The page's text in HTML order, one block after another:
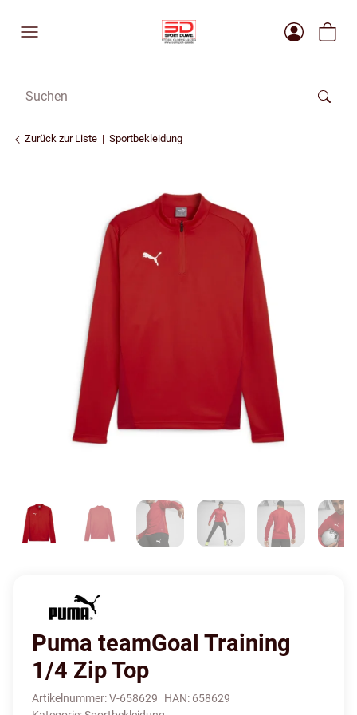
Zurück zur Liste Sportbekleidung
Puma teamGoal Training
1/4 Zip Top
Artikelnummer:V-658629 HAN: 658629